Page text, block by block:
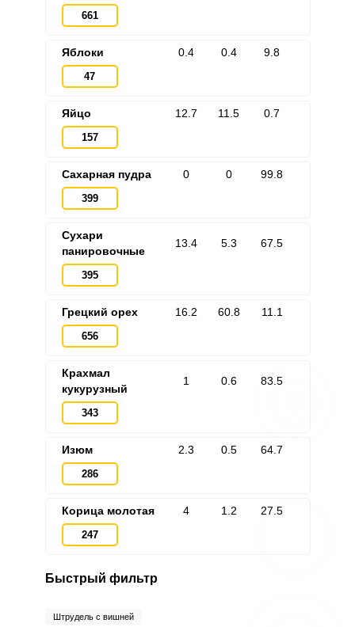
661
Яблоки
47
0.4 0.4 9.8
Яйцо
157
12.7 11.5 0.7
Сахарная пудра
399
0 0 99.8
Сухари
панировочные
395
13.4 5.3 67.5
Грецкий орех
656
16.2 60.8 11.1
Крахмал
кукурузный
343
1 0.6 83.5
Изюм
286
2.3 0.5 64.7
Корица молотая
247
4 1.2 27.5
Быстрый фильтр
Штрудель с вишней